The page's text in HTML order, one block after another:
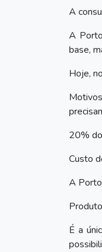
A
A
base,
Hoje,
20%
Custo
A
É a